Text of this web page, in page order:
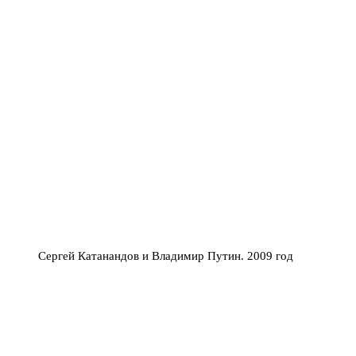
Сергей Катанандов и Владимир Путин. 2009 год